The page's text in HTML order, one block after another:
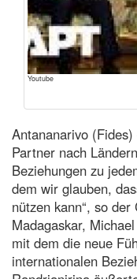
Youtube
Antananarivo
Partner nach
Beziehungen zu
dem wir glauben,
nützen kann“, so
Madagaskar,
mit dem die neue
internationalen